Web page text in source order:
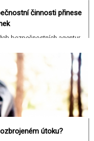
činnosti přinese
bezpečnostních agentur,
>
útoku?